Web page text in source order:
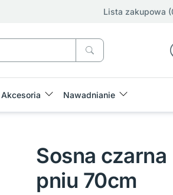
Lista zakupowa
Akcesoria Nawadnianie
Sosna czarna
pniu 70cm